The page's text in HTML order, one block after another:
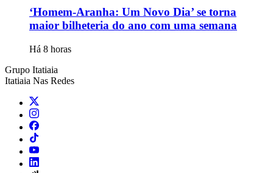
‘Homem-Aranha: Um Novo Dia’ se torna
maior bilheteria do ano com uma semana
Há 8 horas
Grupo Itatiaia
Itatiaia Nas Redes